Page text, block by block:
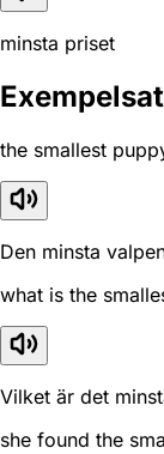
minsta priset
the smallest
Den minsta
what is the
Vilket är det
she found the